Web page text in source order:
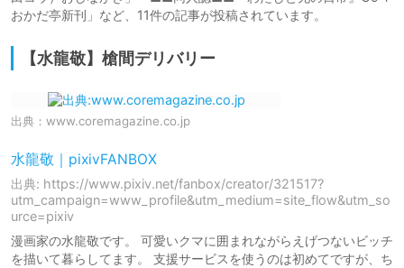
おかだ亭新刊」など、11件の記事が投稿されています。
【水龍敬】槍間デリバリー
出典： www.coremagazine.co.jp
水龍敬｜pixivFANBOX
出典: https://www.pixiv.net/fanbox/creator/321517?
utm_campaign=www_profile&utm_medium=site_flow&utm_so
urce=pixiv
漫画家の水龍敬です。 可愛いクマに囲まれながらえげつないビッチ
を描いて暮らしてます。 支援サービスを使うのは初めてですが、ち